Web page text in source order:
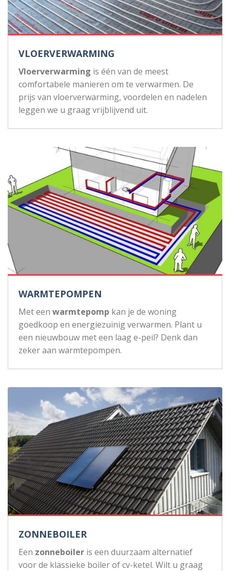
VLOERVERWARMING
Vloerverwarming is één van de meest
comfortabele manieren om te verwarmen. De
prijs van vloerverwarming, voordelen en nadelen
leggen we u graag vrijblijvend uit.
WARMTEPOMPEN
Met een warmtepomp kan je de woning
goedkoop en energiezuinig verwarmen. Plant u
een nieuwbouw met een laag e-peil? Denk dan
zeker aan warmtepompen.
ZONNEBOILER
Een zonneboiler is een duurzaam alternatief
voor de klassieke boiler of cv-ketel. Wilt u graag